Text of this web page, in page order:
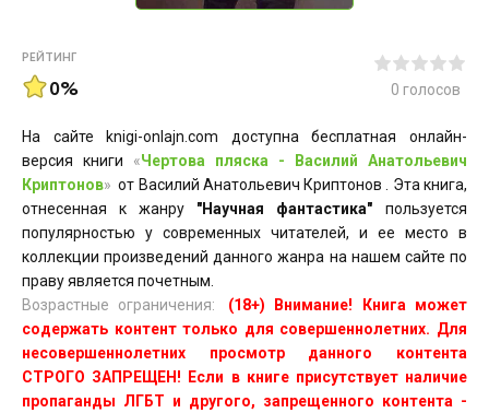
РЕЙТИНГ
0% 0 голосов
На сайте knigi-onlajn.com доступна бесплатная онлайн-
версия книги «Чертова пляска - Василий Анатольевич
Криптонов» от Василий Анатольевич Криптонов . Эта книга,
отнесенная к жанру "Научная фантастика" пользуется
популярностью у современных читателей, и ее место в
коллекции произведений данного жанра на нашем сайте по
праву является почетным.
Возрастные ограничения:
(18+) Внимание! Книга может
содержать контент только для совершеннолетних. Для
несовершеннолетних просмотр данного контента
СТРОГО ЗАПРЕЩЕН! Если в книге присутствует наличие
пропаганды ЛГБТ и другого, запрещенного контента -